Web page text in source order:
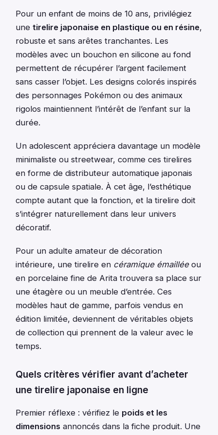
Pour un enfant de moins de 10 ans, privilégiez
une tirelire japonaise en plastique ou en résine,
robuste et sans arêtes tranchantes. Les
modèles avec un bouchon en silicone au fond
permettent de récupérer l’argent facilement
sans casser l’objet. Les designs colorés inspirés
des personnages Pokémon ou des animaux
rigolos maintiennent l’intérêt de l’enfant sur la
durée.
Un adolescent appréciera davantage un modèle
minimaliste ou streetwear, comme ces tirelires
en forme de distributeur automatique japonais
ou de capsule spatiale. À cet âge, l’esthétique
compte autant que la fonction, et la tirelire doit
s’intégrer naturellement dans leur univers
décoratif.
Pour un adulte amateur de décoration
intérieure, une tirelire en céramique émailléeou
en porcelaine fine de Arita trouvera sa place sur
une étagère ou un meuble d’entrée. Ces
modèles haut de gamme, parfois vendus en
édition limitée, deviennent de véritables objets
de collection qui prennent de la valeur avec le
temps.
Quels critères vérifier avant d’acheter
une tirelire japonaise en ligne
Premier réflexe : vérifiez le poids et les
dimensions annoncés dans la fiche produit. Une